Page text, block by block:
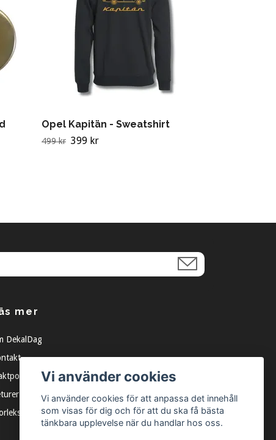
Opel Kapitän - Sweatshirt
499 kr 399 kr
mer
DekalDag
Vi använder cookies
Vi använder cookies för att anpassa det innehåll
som visas för dig och för att du ska få bästa
tänkbara upplevelse när du handlar hos oss.